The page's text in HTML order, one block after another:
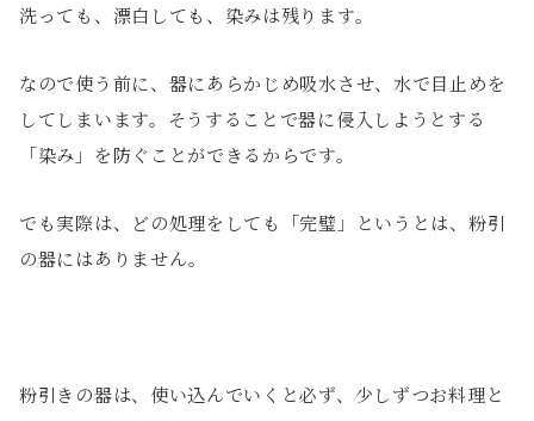
洗っても、漂白しても、染みは残ります。
なので使う前に、器にあらかじめ吸水させ、水で目止めを
してしまいます。そうすることで器に侵入しようとする
「染み」を防ぐことができるからです。
でも実際は、どの処理をしても「完璧」というとは、粉引
の器にはありません。
粉引きの器は、使い込んでいくと必ず、少しずつお料理と